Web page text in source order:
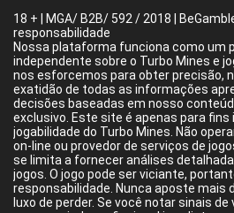
18 + | MGA/ B2B/ 592 / 2018 |
responsabilidade
Nossa plataforma funciona como um
independente sobre o Turbo Mines e
nos esforcemos para obter precisão,
exatidão de todas as informações
decisões baseadas em nosso
exclusivo. Este site é apenas para
jogabilidade do Turbo Mines. Não
on-line ou provedor de serviços de
se limita a fornecer análises
jogos. O jogo pode ser viciante,
responsabilidade. Nunca aposte mais
luxo de perder. Se você notar sinais de